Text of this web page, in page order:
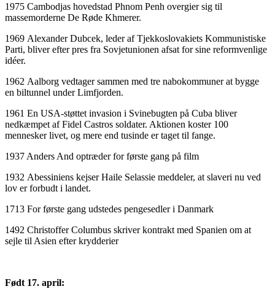
1975 Cambodjas hovedstad Phnom Penh overgier sig til
massemorderne De Røde Khmerer.
1969 Alexander Dubcek, leder af Tjekkoslovakiets Kommunistiske
Parti, bliver efter pres fra Sovjetunionen afsat for sine reformvenlige
idéer.
1962 Aalborg vedtager sammen med tre nabokommuner at bygge
en biltunnel under Limfjorden.
1961 En USA-støttet invasion i Svinebugten på Cuba bliver
nedkæmpet af Fidel Castros soldater. Aktionen koster 100
mennesker livet, og mere end tusinde er taget til fange.
1937 Anders And optræder for første gang på film
1932 Abessiniens kejser Haile Selassie meddeler, at slaveri nu ved
lov er forbudt i landet.
1713 For første gang udstedes pengesedler i Danmark
1492 Christoffer Columbus skriver kontrakt med Spanien om at
sejle til Asien efter krydderier
Født 17. april: